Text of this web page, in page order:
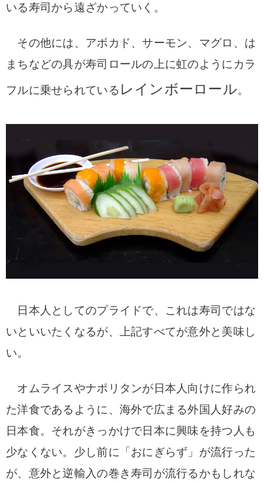
いる寿司から遠ざかっていく。
その他には、アボカド、サーモン、マグロ、は
まちなどの具が寿司ロールの上に虹のようにカラ
フルに乗せられている レインボーロール。
日本人としてのプライドで、これは寿司ではな
いといいたくなるが、上記すべてが意外と美味し
い。
オムライスやナポリタンが日本人向けに作られ
た洋食であるように、海外で広まる外国人好みの
日本食。それがきっかけで日本に興味を持つ人も
少なくない。少し前に「おにぎらず」が流行った
が、意外と逆輸入の巻き寿司が流行るかもしれな